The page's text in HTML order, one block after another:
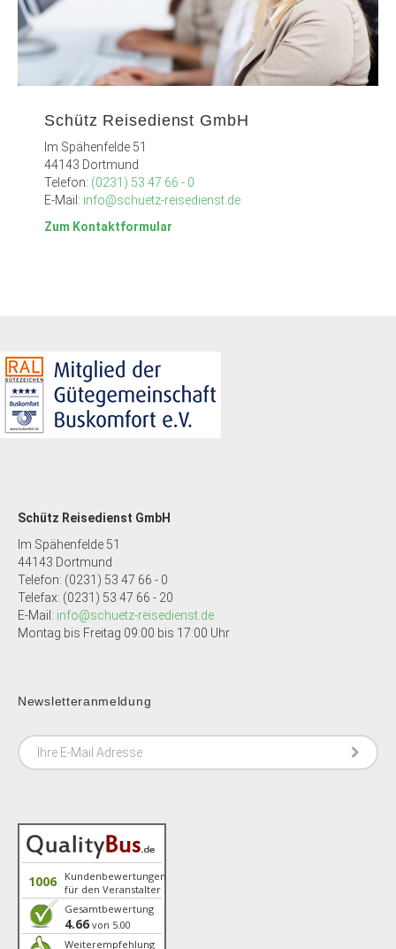
Schütz Reisedienst GmbH
Im Spähenfelde 51
44143 Dortmund
Telefon: (0231) 53 47 66 - 0
E-Mail: info@schuetz-reisedienst.de
Zum Kontaktformular
Schütz Reisedienst GmbH
Im Spähenfelde 51
44143 Dortmund
Telefon: (0231) 53 47 66 - 0
Telefax: (0231) 53 47 66 - 20
E-Mail: info@schuetz-reisedienst.de
Montag bis Freitag 09:00 bis 17:00 Uhr
Newsletteranmeldung
1006
Kundenbewertungen
für den Veranstalter
Gesamtbewertung
4.66 von 5.00
Weiterempfehlung